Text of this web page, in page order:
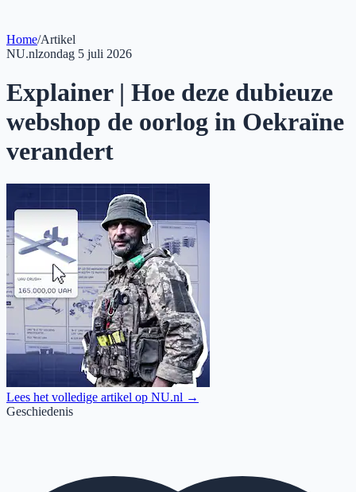
Home/Artikel
NU.nlzondag 5 juli 2026
Explainer | Hoe deze dubieuze
webshop de oorlog in Oekraïne
verandert
Lees het volledige artikel op NU.nl →
Geschiedenis